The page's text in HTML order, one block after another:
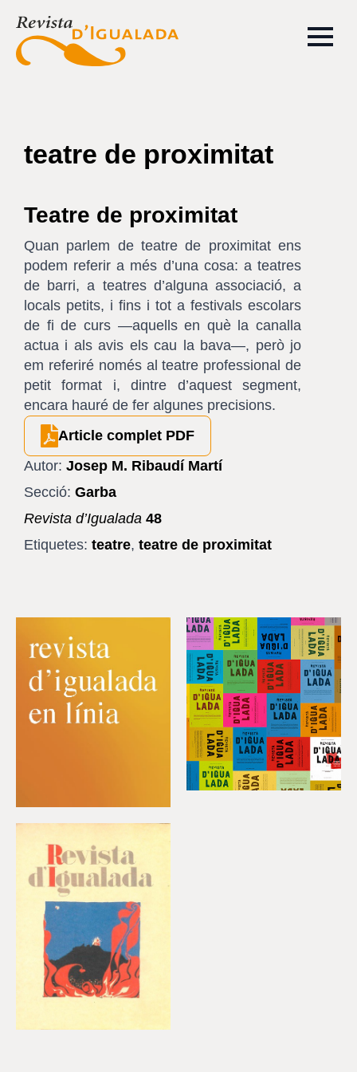
teatre de proximitat
Teatre de proximitat
Quan parlem de teatre de proximitat ens
podem referir a més d’una cosa: a teatres
de barri, a teatres d’alguna associació, a
locals petits, i fins i tot a festivals escolars
de fi de curs —aquells en què la canalla
actua i als avis els cau la bava—, però jo
em referiré només al teatre professional de
petit format i, dintre d’aquest segment,
encara hauré de fer algunes precisions.
Article complet PDF
Autor: Josep M. Ribaudí Martí
Secció: Garba
Revista d’Igualada 48
Etiquetes: teatre, teatre de proximitat